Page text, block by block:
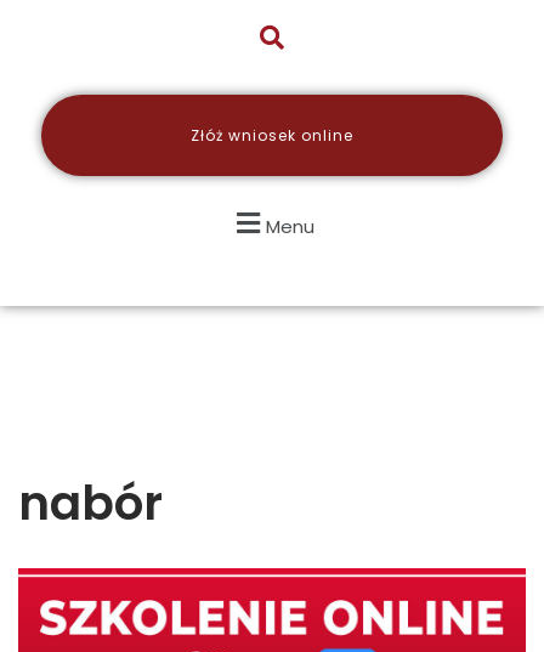
Złóż wniosek online
Menu
nabór